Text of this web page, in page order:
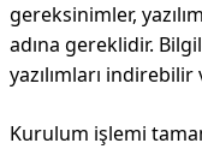
gereksinimler,
adına gereklidir.
yazılımları
Kurulum işlemi